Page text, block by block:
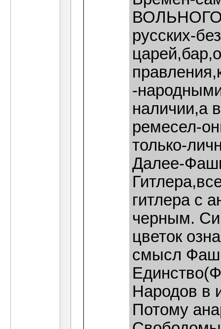
ВОЛЬНОГО
русских-
-
наличии,а
ремесел-
только-
Далее-
гитлера с
черным.
цветок
смысл
Народов в
Потому